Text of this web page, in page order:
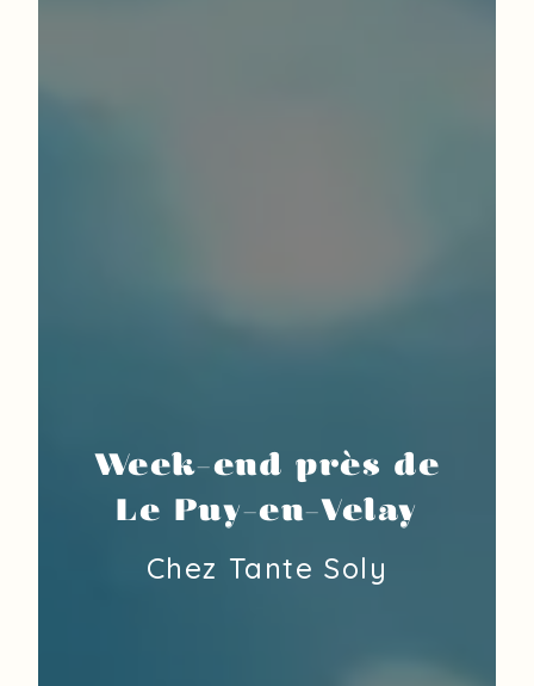
Week-end près de
Le Puy-en-Velay
Chez Tante Soly